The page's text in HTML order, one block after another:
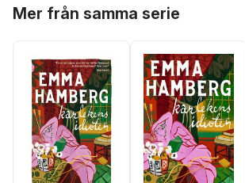
Mer från samma serie